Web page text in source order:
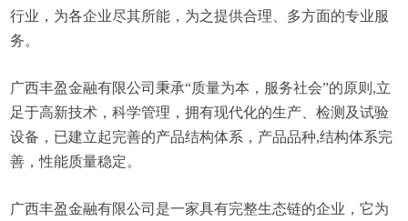
行业，为各企业尽其所能，为之提供合理、多方面的专业服
务。
广西丰盈金融有限公司秉承“质量为本，服务社会”的原则,立
足于高新技术，科学管理，拥有现代化的生产、检测及试验
设备，已建立起完善的产品结构体系，产品品种,结构体系完
善，性能质量稳定。
广西丰盈金融有限公司是一家具有完整生态链的企业，它为